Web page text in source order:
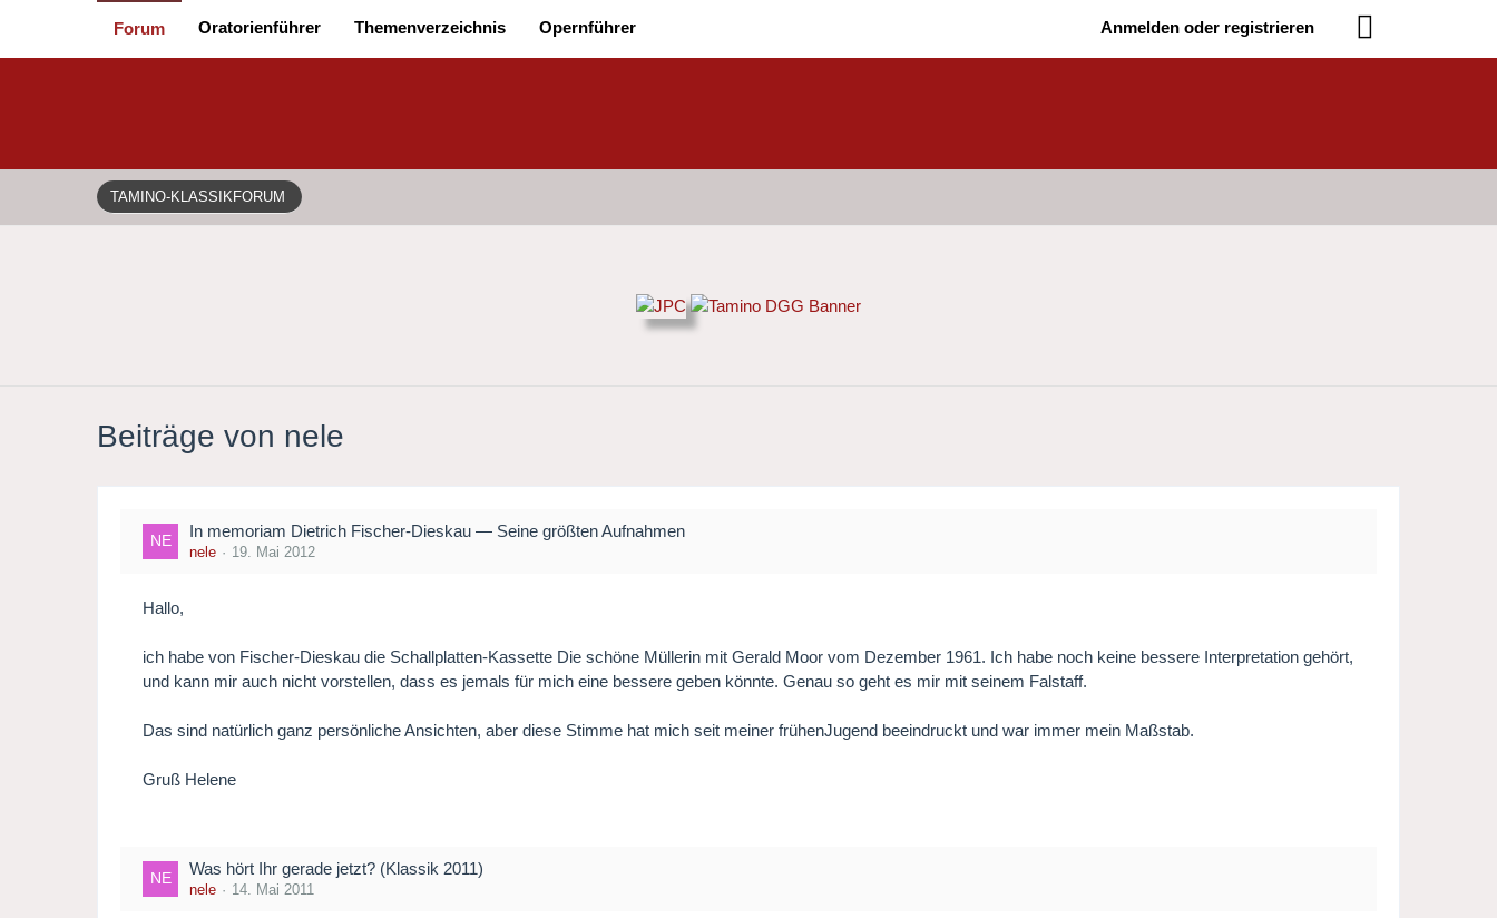
Forum Oratorienführer Themenverzeichnis Opernführer Anmelden oder registrieren
TAMINO-KLASSIKFORUM
Beiträge von nele
In memoriam Dietrich Fischer-Dieskau — Seine größten Aufnahmen
nele 19. Mai 2012
Hallo,
ich habe von Fischer-Dieskau die Schallplatten-Kassette Die schöne Müllerin mit Gerald Moor vom Dezember 1961. Ich habe noch keine bessere Interpretation gehört,
und kann mir auch nicht vorstellen, dass es jemals für mich eine bessere geben könnte. Genau so geht es mir mit seinem Falstaff.
Das sind natürlich ganz persönliche Ansichten, aber diese Stimme hat mich seit meiner frühenJugend beeindruckt und war immer mein Maßstab.
Gruß Helene
Was hört Ihr gerade jetzt? (Klassik 2011)
nele 14. Mai 2011